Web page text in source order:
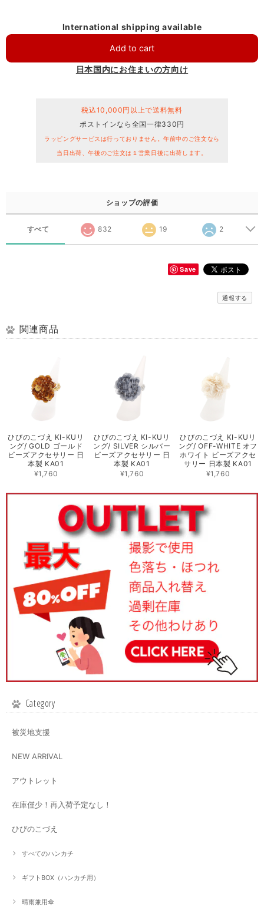
International shipping available
Add to cart
日本国内にお住まいの方向け
税込10,000円以上で送料無料
ポストインなら全国一律330円
ラッピングサービスは行っておりません。午前中のご注文なら
当日出荷、午後のご注文は１営業日後に出荷します。
ショップの評価
すべて 832 19 2
Save
通報する
関連商品
ひびのこづえ KI-KUリ
ング/ GOLD ゴールド
ビーズアクセサリー 日
本製 KA01
¥1,760
ひびのこづえ KI-KUリ
ング/ SILVER シルバー
ビーズアクセサリー 日
本製 KA01
¥1,760
ひびのこづえ KI-KUリ
ング/ OFF-WHITE オフ
ホワイト ビーズアクセ
サリー 日本製 KA01
¥1,760
Category
被災地支援
NEW ARRIVAL
アウトレット
在庫僅少！再入荷予定なし！
ひびのこづえ
すべてのハンカチ
ギフトBOX（ハンカチ用）
晴雨兼用傘